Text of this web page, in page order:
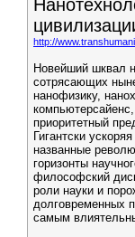
http://
Новейший шквал
сотрясающих
нанофизику,
приоритетный
Гигантски
названные
горизонты
философский
роли науки и
долговременных
самым